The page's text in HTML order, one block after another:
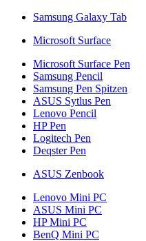
Samsung Galaxy Tab
Microsoft Surface
Microsoft Surface Pen
Samsung Pencil
Samsung Pen Spitzen
ASUS Sytlus Pen
Lenovo Pencil
HP Pen
Logitech Pen
Deqster Pen
ASUS Zenbook
Lenovo Mini PC
ASUS Mini PC
HP Mini PC
BenQ Mini PC